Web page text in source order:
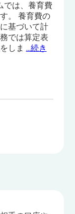
では、養育費
。 養育費の
基づいて計
では算定表
しま …続き